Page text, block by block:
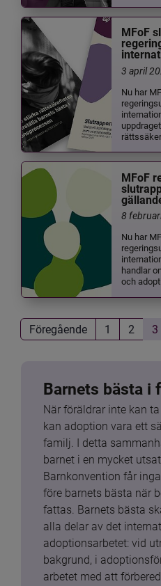
MFoF
3 april
Nu har
MFoF
8
Nu har
handlar
och
Föregående 1 2 3
Barnets bästa i
När föräldrar inte kan
kan adoption vara ett
familj. I detta
barnet i en mycket
Barnkonvention får
före barnets bästa när
fattas. Barnets bästa
alla delar av det
adoptionsarbetet: vid
bakgrund, i
arbetet med att